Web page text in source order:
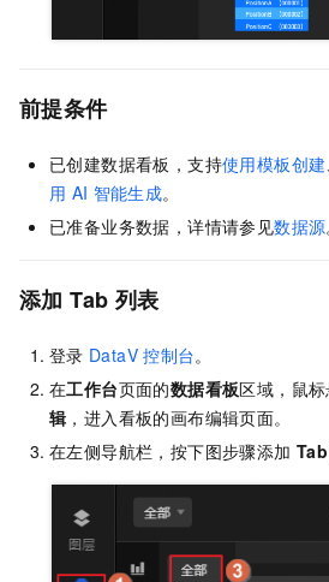
前提条件
已创建数据看板，支持使用模板创建
用 AI 智能生成。
已准备业务数据，详情请参见数据源
添加 Tab 列表
登录 DataV 控制台。
在工作台页面的数据看板区域，鼠
辑 ，进入看板的画布编辑页面。
在左侧导航栏，按下图步骤添加 Tab